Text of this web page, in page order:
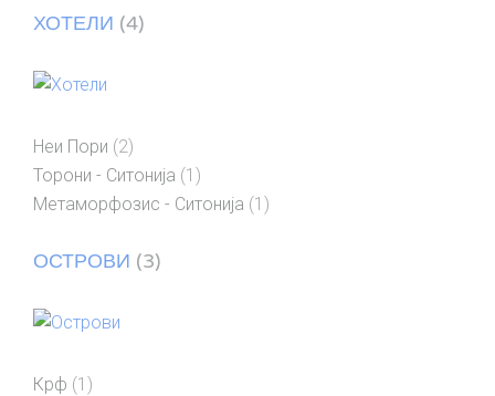
ХОТЕЛИ (4)
Неи Пори (2)
Торони - Ситонија (1)
Метаморфозис - Ситонија (1)
ОСТРОВИ (3)
Крф (1)